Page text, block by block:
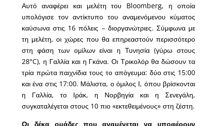
Αυτό αναφέρει και μελέτη του Bloomberg, η οποία
υπολόγισε τον αντίκτυπο του αναμενόμενου κύματος
καύσωνα στις 16 πόλεις – διοργανώτριες. Σύμφωνα με
τη μελέτη, οι χώρες που θα επηρεαστούν περισσότερο
στη φάση των ομίλων είναι η Τυνησία (γύρω στους
28°C), η Γαλλία και η Γκάνα. Οι Τρικολόρ θα δώσουν τα
τρία πρώτα παιχνίδια τους το απόγευμα: δύο στις 15:00
και ένα στις 17:00. Μάλιστα, ο όμιλος Ι, όπου βρίσκονται
η Γαλλία, το Ιράκ, η Νορβηγία και η Σενεγάλη,
συγκαταλέγεται στους 10 πιο «εκτεθειμένους» στη ζέστη.
Οι δέκα ομάδες που αναμένεται να υποφέρουν